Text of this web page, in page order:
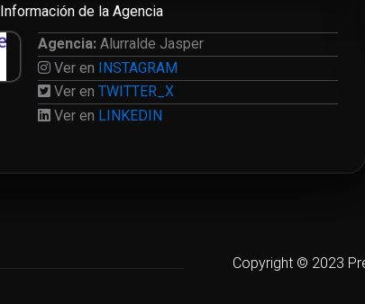
Información de la Agencia
Agencia: Alurralde Jasper
Ver en INSTAGRAM
Ver enTWITTER_X
Ver en LINKEDIN
Copyright © 2023